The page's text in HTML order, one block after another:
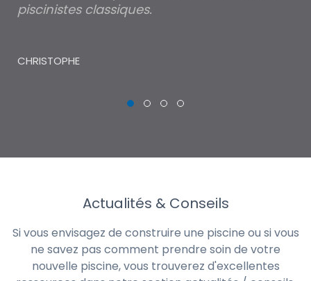
piscinistes classiques.
CHRISTOPHE
Actualités & Conseils
Si vous envisagez de construire une piscine ou si vous
ne savez pas comment prendre soin de votre
nouvelle piscine, vous trouverez d'excellentes